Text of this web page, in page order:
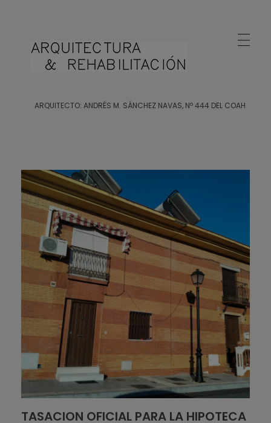
ARQUITECTO: ANDRÉS M. SÁNCHEZ NAVAS, Nº 444 DEL COAH
TASACION OFICIAL PARA LA HIPOTECA